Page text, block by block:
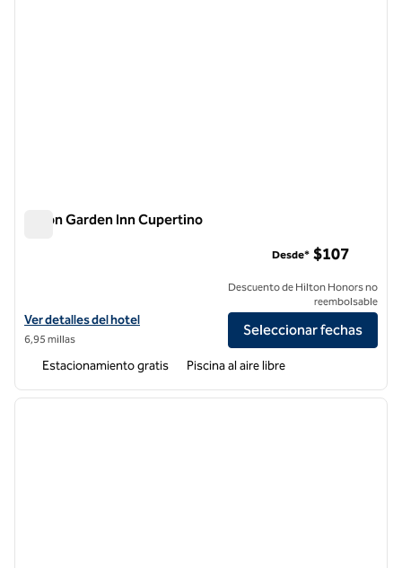
Hilton Garden Inn Cupertino
Ver detalles del hotel Hilton Garden Inn Cupertino
Ver detalles del hotel
6,95 millas
Desde* $107
Descuento de Hilton Honors no
reembolsable
Seleccionar fechas
Estacionamiento gratis Piscina al aire libre
1 de 12